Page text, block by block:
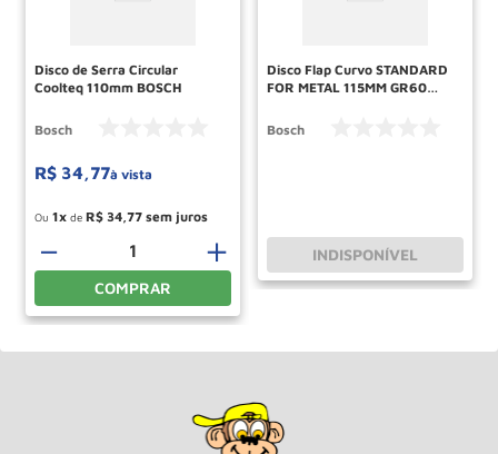
Disco de Serra Circular
Coolteq 110mm BOSCH
Bosch
R$ 34,77à vista
Ou 1 de R$ 34,77
＋
－
COMPRAR
Disco Flap Curvo STANDARD
FOR METAL 115MM GR60
Bosch
INDISPONÍVEL